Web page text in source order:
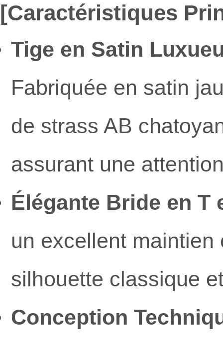
[Caractéristiques
Tige en Satin
Fabriquée en satin
de strass AB
assurant une
Élégante Bride en T
un excellent
silhouette classique
Conception